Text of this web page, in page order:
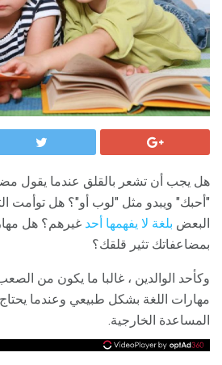
هل يجب أن تشعر بالقلق عندما يقول
"أحبك" ويبدو مثل "لوب أو"؟ هل توأمت
البعض بلغة لا يفهمها أحد غيرهم؟ هل
بمضاعفاتك تثير قلقك؟
وكأحد الوالدين ، غالبا ما يكون من
مهارات اللغة بشكل طبيعي وعندما
المساعدة الخارجية.